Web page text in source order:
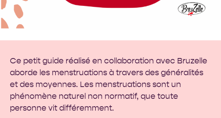
Ce petit guide réalisé en collaboration avec Bruzelle
aborde les menstruations à travers des généralités
et des moyennes. Les menstruations sont un
phénomène naturel non normatif, que toute
personne vit différemment.